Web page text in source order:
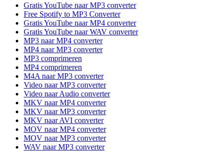
Gratis YouTube naar MP3 converter
Free Spotify to MP3 Converter
Gratis YouTube naar MP4 converter
Gratis YouTube naar WAV converter
MP3 naar MP4 converter
MP4 naar MP3 converter
MP3 comprimeren
MP4 comprimeren
M4A naar MP3 converter
Video naar MP3 converter
Video naar Audio converter
MKV naar MP4 converter
MKV naar MP3 converter
MKV naar AVI converter
MOV naar MP4 converter
MOV naar MP3 converter
WAV naar MP3 converter